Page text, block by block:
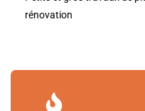
rénovation